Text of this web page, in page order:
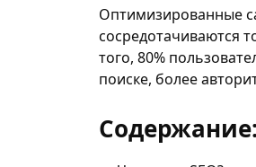
Оптимизированные
сосредотачиваются
того, 80%
поиске, более
Содержание: